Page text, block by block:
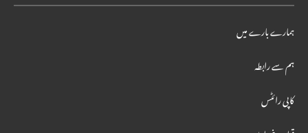
ہمارے بارے میں
ہم سے رابطہ
کاپی رائٹس